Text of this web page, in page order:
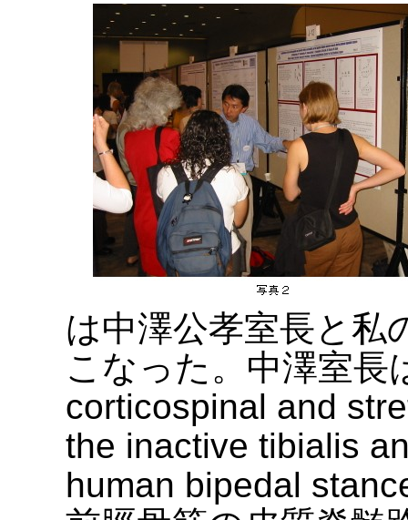
は中澤公孝室長と私
こなった。中澤室長
corticospinal and
the inactive tibialis
human bipedal